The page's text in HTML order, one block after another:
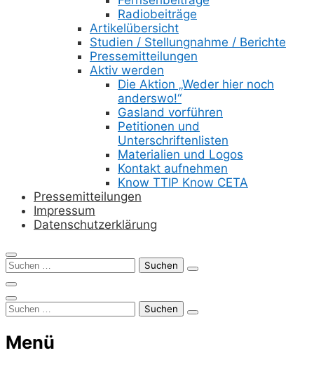
Radiobeiträge
Artikelübersicht
Studien / Stellungnahme / Berichte
Pressemitteilungen
Aktiv werden
Die Aktion „Weder hier noch
anderswo!“
Gasland vorführen
Petitionen und
Unterschriftenlisten
Materialien und Logos
Kontakt aufnehmen
Know TTIP Know CETA
Pressemitteilungen
Impressum
Datenschutzerklärung
Suchen
Suchen
Menü